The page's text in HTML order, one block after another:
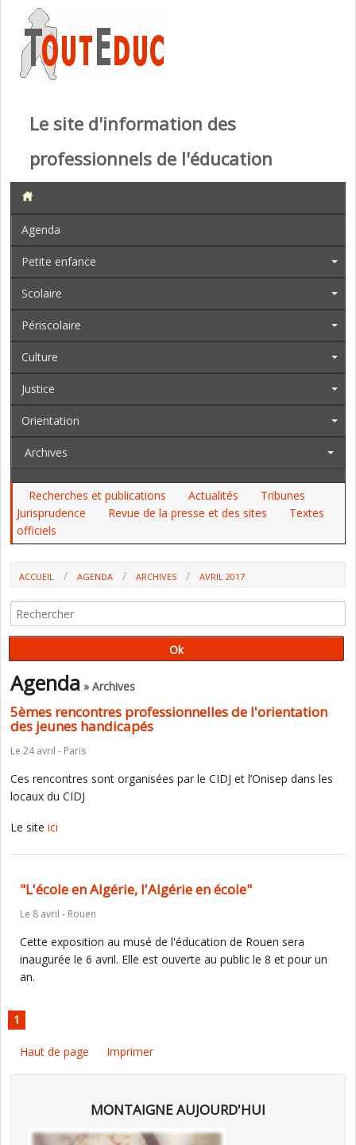
Le site d'information des
professionnels de l'éducation
Agenda
Petite enfance
Scolaire
Périscolaire
Culture
Justice
Orientation
Archives
Recherches et publications Actualités
Tribunes
Jurisprudence
Revue de la presse et des sites
Textes
officiels
ACCUEIL AGENDA ARCHIVES AVRIL 2017
Agenda » Archives
5èmes rencontres professionnelles de l'orientation
des jeunes handicapés
Le 24 avril - Paris
Ces rencontres sont organisées par le CIDJ et l’Onisep dans les
locaux du CIDJ
Le site ici
"L'école en Algérie, l'Algérie en école"
Le 8 avril - Rouen
Cette exposition au musé de l'éducation de Rouen sera
inaugurée le 6 avril. Elle est ouverte au public le 8 et pour un
an.
1
Haut de page Imprimer
MONTAIGNE AUJOURD'HUI